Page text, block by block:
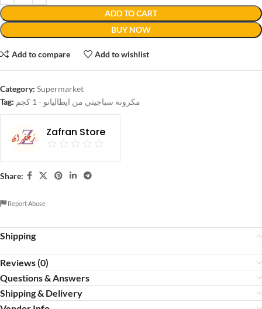
ADD TO CART
BUY NOW
Add to compare Add to wishlist
Category: Supermarket
Tag:
مكرونة سباجيتي من ايطاليانو - 1 كجم
Zafran Store
Share:
Report Abuse
Shipping
Reviews (0)
Questions & Answers
Shipping & Delivery